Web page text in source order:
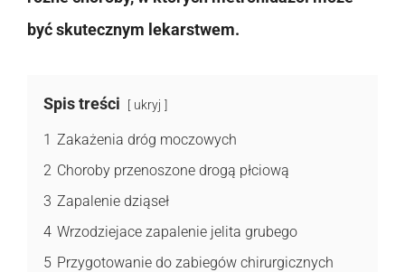
być skutecznym lekarstwem.
Spis treści ukryj
1 Zakażenia dróg moczowych
2 Choroby przenoszone drogą płciową
3 Zapalenie dziąseł
4 Wrzodziejace zapalenie jelita grubego
5 Przygotowanie do zabiegów chirurgicznych